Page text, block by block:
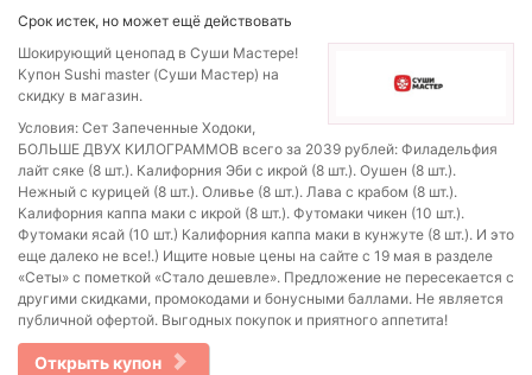
Срок истек, но может ещё действовать
Шокирующий ценопад в Суши Мастере!
Купон Sushi master (Суши Мастер) на
скидку в магазин.
Условия: Сет Запеченные Ходоки,
БОЛЬШЕ ДВУХ КИЛОГРАММОВ всего за 2039 рублей: Филадельфия
лайт сяке (8 шт.). Калифорния Эби с икрой (8 шт.). Оушен (8 шт.).
Нежный с курицей (8 шт.). Оливье (8 шт.). Лава с крабом (8 шт.).
Калифорния каппа маки с икрой (8 шт.). Футомаки чикен (10 шт.).
Футомаки ясай (10 шт.) Калифорния каппа маки в кунжуте (8 шт.). И это
еще далеко не все!.) Ищите новые цены на сайте с 19 мая в разделе
«Сеты» с пометкой «Стало дешевле». Предложение не пересекается с
другими скидками, промокодами и бонусными баллами. Не является
публичной офертой. Выгодных покупок и приятного аппетита!
Открыть купон